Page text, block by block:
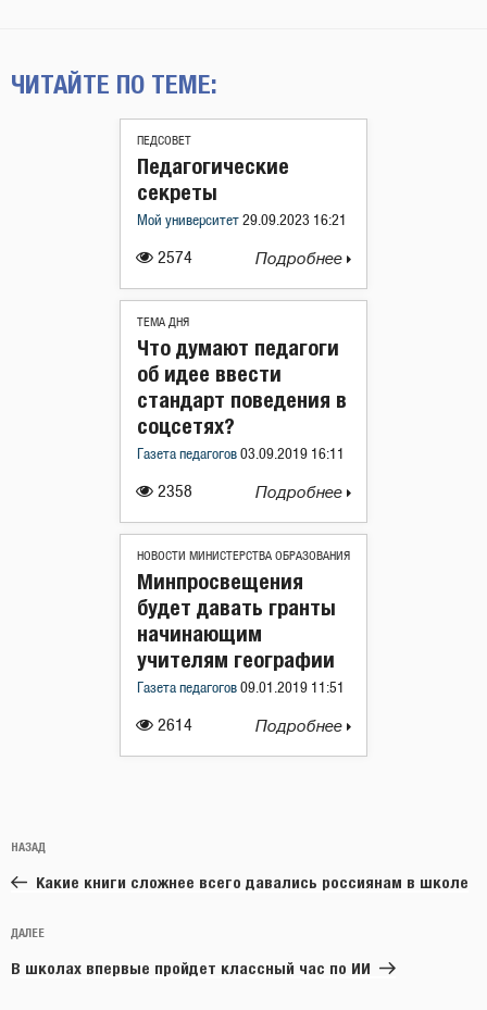
ЧИТАЙТЕ ПО ТЕМЕ:
ПЕДСОВЕТ
2574
Педагогические
секреты
Мой университет 29.09.2023 16:21
Подробнее
ТЕМА ДНЯ
2358
Что думают педагоги
об идее ввести
стандарт поведения в
соцсетях?
Газета педагогов 03.09.2019 16:11
Подробнее
НОВОСТИ МИНИСТЕРСТВА ОБРАЗОВАНИЯ
2614
Минпросвещения
будет давать гранты
начинающим
учителям географии
Газета педагогов 09.01.2019 11:51
Подробнее
по
записям
Предыдущая
запись:
НАЗАД
Какие книги сложнее всего давались россиянам в школе
Следующая
запись
ДАЛЕЕ
В школах впервые пройдет классный час по ИИ